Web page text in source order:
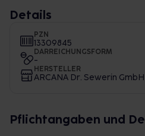
Details
PZN
13309845
DARREICHUNGSFORM
-
HERSTELLER
ARCANA Dr. Sewerin GmbH
Pflichtangaben und